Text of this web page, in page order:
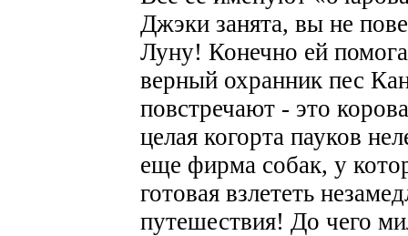
Джэки занята, вы не
Луну! Конечно ей
верный охранник пес
повстречают - это
целая когорта пауков
еще фирма собак, у
готовая взлететь
путешествия! До чего